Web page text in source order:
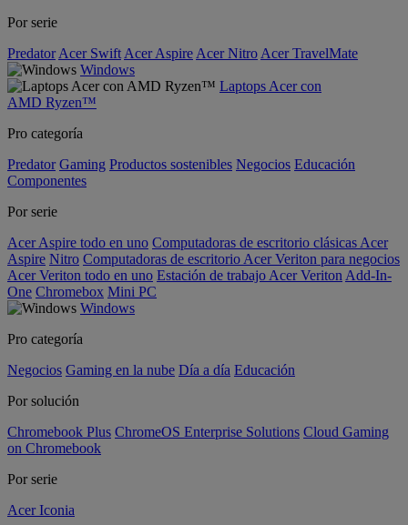
Por serie
Predator Acer Swift Acer Aspire Acer Nitro Acer TravelMate
Windows
Laptops Acer con
AMD Ryzen™
Pro categoría
Predator Gaming Productos sostenibles Negocios Educación
Componentes
Por serie
Acer Aspire todo en uno Computadoras de escritorio clásicas Acer
Aspire Nitro Computadoras de escritorio Acer Veriton para negocios
Acer Veriton todo en uno Estación de trabajo Acer Veriton Add-In-
One Chromebox Mini PC
Windows
Pro categoría
Negocios Gaming en la nube Día a día Educación
Por solución
Chromebook Plus ChromeOS Enterprise Solutions Cloud Gaming
on Chromebook
Por serie
Acer Iconia